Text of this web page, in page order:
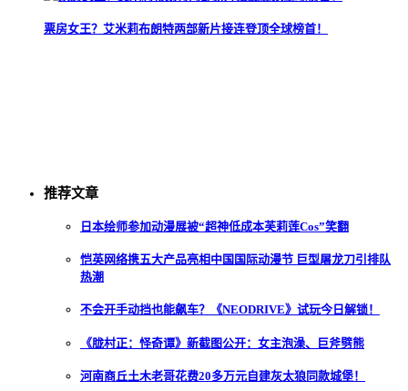
票房女王？艾米莉布朗特两部新片接连登顶全球榜首！
推荐文章
日本绘师参加动漫展被“超神低成本芙莉莲Cos”笑翻
恺英网络携五大产品亮相中国国际动漫节 巨型屠龙刀引排队
热潮
不会开手动挡也能飙车？《NEODRIVE》试玩今日解锁！
《胧村正：怪奇谭》新截图公开：女主泡澡、巨斧劈熊
河南商丘土木老哥花费20多万元自建灰太狼同款城堡！